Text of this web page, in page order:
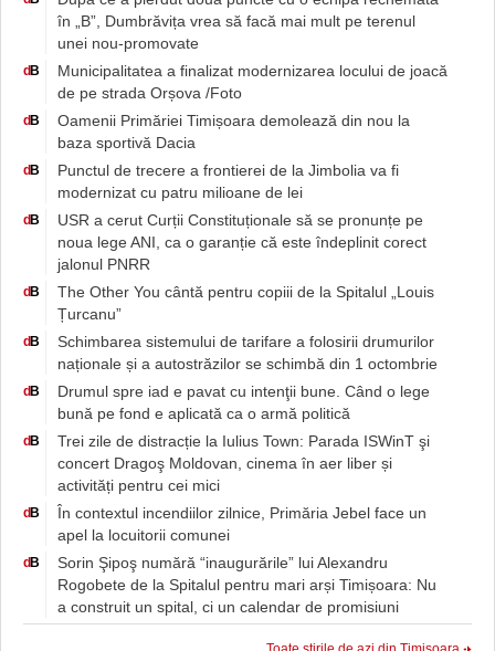
în „B”, Dumbrăvița vrea să facă mai mult pe terenul
unei nou-promovate
d B
Municipalitatea a finalizat modernizarea locului de joacă
de pe strada Orșova /Foto
d B
Oamenii Primăriei Timișoara demolează din nou la
baza sportivă Dacia
d B
Punctul de trecere a frontierei de la Jimbolia va fi
modernizat cu patru milioane de lei
d B
USR a cerut Curții Constituționale să se pronunțe pe
noua lege ANI, ca o garanție că este îndeplinit corect
jalonul PNRR
d B
The Other You cântă pentru copiii de la Spitalul „Louis
Țurcanu”
d B
Schimbarea sistemului de tarifare a folosirii drumurilor
naționale și a autostrăzilor se schimbă din 1 octombrie
d B
Drumul spre iad e pavat cu intenţii bune. Când o lege
bună pe fond e aplicată ca o armă politică
d B
Trei zile de distracție la Iulius Town: Parada ISWinT şi
concert Dragoş Moldovan, cinema în aer liber și
activități pentru cei mici
d B
În contextul incendiilor zilnice, Primăria Jebel face un
apel la locuitorii comunei
d B
Sorin Şipoş numără “inaugurările” lui Alexandru
Rogobete de la Spitalul pentru mari arși Timișoara: Nu
a construit un spital, ci un calendar de promisiuni